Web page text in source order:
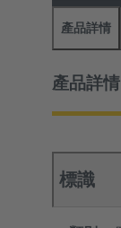
產品詳情
產品詳情
標識